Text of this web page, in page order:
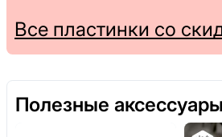
Все пластинки со
Полезные аксессуары